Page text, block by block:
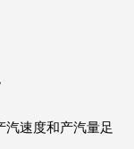
汽速度和产汽量足